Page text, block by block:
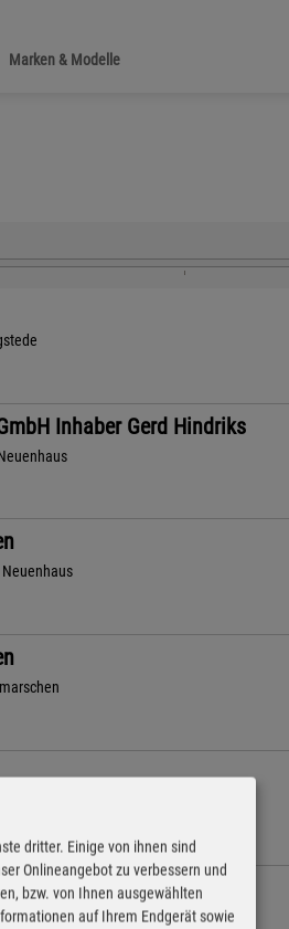
Marken & Modelle
Inhaber Gerd Hindriks
Neuenhaus
dritter. Einige von ihnen sind
Onlineangebot zu verbessern und
bzw. von Ihnen ausgewählten
auf Ihrem Endgerät sowie